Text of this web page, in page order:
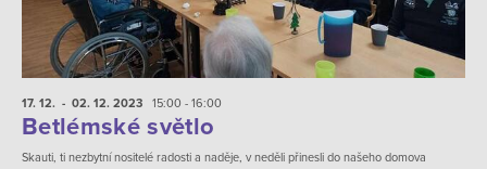
17. 12. - 02. 12. 2023 15:00 - 16:00
Betlémské světlo
Skauti, ti nezbytní nositelé radosti a naděje, v neděli přinesli do našeho domova